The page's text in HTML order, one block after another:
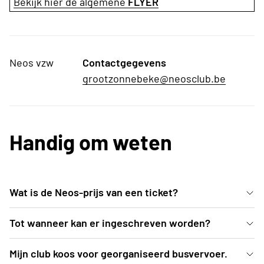
Neos vzw
Contactgegevens
grootzonnebeke@neosclub.be
Handig om weten
Wat is de Neos-prijs van een ticket?
De voordelige Neos-prijs bedraagt 40 EUR (ipv 46
EUR). Neos palmt tribune 3 in met centraal zicht op
de atletiekprestaties én het hoofdpodium waar o.a.
Tot wanneer kan er ingeschreven worden?
Inschrijven kan uiterlijk t.e.m. vrijdag 12 juni 2026 of
Mijn club koos voor georganiseerd busvervoer.